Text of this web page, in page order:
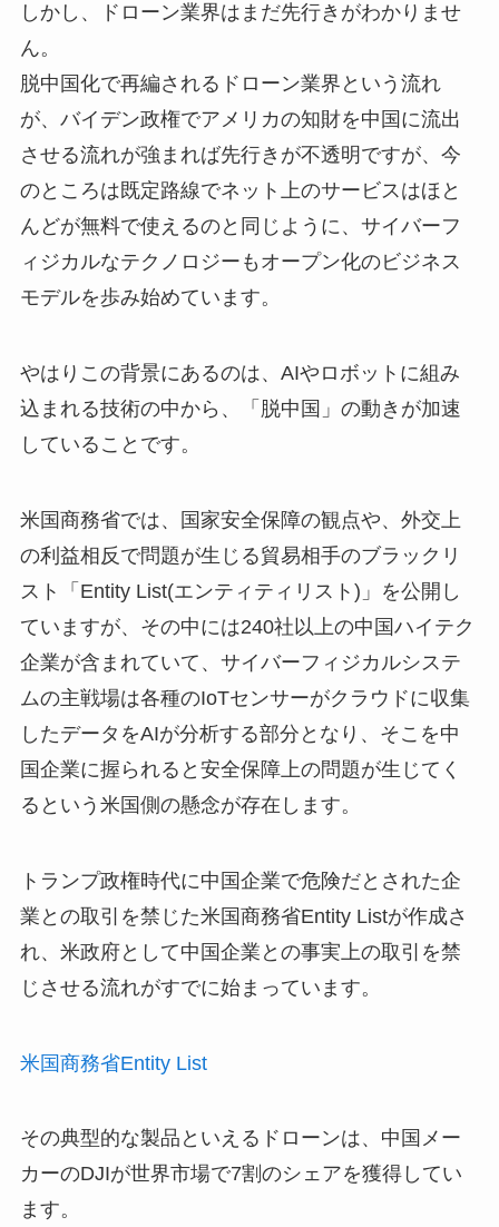
しかし、ドローン業界はまだ先行きがわかりませ
ん。
脱中国化で再編されるドローン業界という流れ
が、バイデン政権でアメリカの知財を中国に流出
させる流れが強まれば先行きが不透明ですが、今
のところは既定路線でネット上のサービスはほと
んどが無料で使えるのと同じように、サイバーフ
ィジカルなテクノロジーもオープン化のビジネス
モデルを歩み始めています。
やはりこの背景にあるのは、AIやロボットに組み
込まれる技術の中から、「脱中国」の動きが加速
していることです。
米国商務省では、国家安全保障の観点や、外交上
の利益相反で問題が生じる貿易相手のブラックリ
スト「Entity List(エンティティリスト)」を公開し
ていますが、その中には240社以上の中国ハイテク
企業が含まれていて、サイバーフィジカルシステ
ムの主戦場は各種のIoTセンサーがクラウドに収集
したデータをAIが分析する部分となり、そこを中
国企業に握られると安全保障上の問題が生じてく
るという米国側の懸念が存在します。
トランプ政権時代に中国企業で危険だとされた企
業との取引を禁じた米国商務省Entity Listが作成さ
れ、米政府として中国企業との事実上の取引を禁
じさせる流れがすでに始まっています。
米国商務省Entity List
その典型的な製品といえるドローンは、中国メー
カーのDJIが世界市場で7割のシェアを獲得してい
ます。